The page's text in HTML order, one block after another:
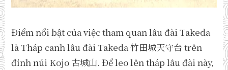
Điểm nổi bật của việc tham quan lâu đài Takeda
là Tháp canh lâu đài Takeda 竹田城天守台 trên
đỉnh núi Kojo 古城山. Để leo lên tháp lâu đài này,